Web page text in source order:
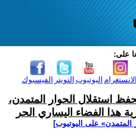
على:
الفيسبوك التويتر اليوتيوب الانستغرام
استقلال الحوار المتمدن،
هذا الفضاء اليساري الحر
المتمدن» على اليوتيوب]